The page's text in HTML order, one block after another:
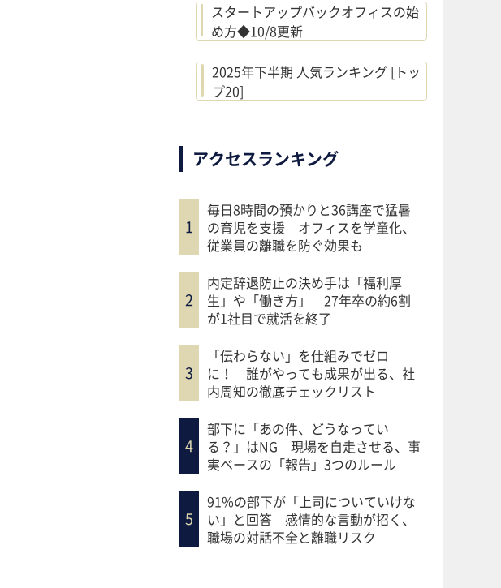
スタートアップバックオフィスの始
め方◆10/8更新
2025年下半期 人気ランキング [トッ
プ20]
アクセスランキング
毎日8時間の預かりと36講座で猛暑
の育児を支援 オフィスを学童化、
従業員の離職を防ぐ効果も
内定辞退防止の決め手は「福利厚
生」や「働き方」 27年卒の約6割
が1社目で就活を終了
「伝わらない」を仕組みでゼロ
に！ 誰がやっても成果が出る、社
内周知の徹底チェックリスト
部下に「あの件、どうなってい
る？」はNG 現場を自走させる、事
実ベースの「報告」3つのルール
91%の部下が「上司についていけな
い」と回答 感情的な言動が招く、
職場の対話不全と離職リスク